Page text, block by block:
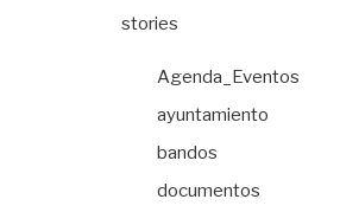
stories
Agenda_Eventos
ayuntamiento
bandos
documentos